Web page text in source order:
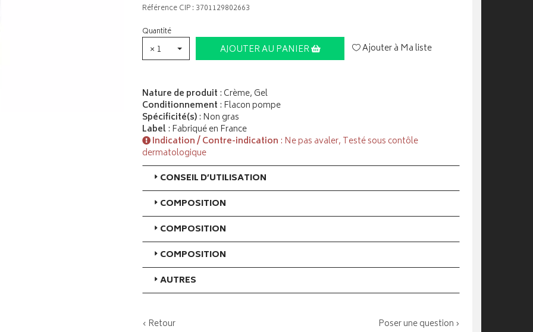
Référence CIP : 3701129802663
Quantité
× 1 AJOUTER AU PANIER Ajouter à Ma liste
Nature de produit : Crème, Gel
Conditionnement : Flacon pompe
Spécificité(s): Non gras
Label: Fabriqué en France
Indication / Contre-indication : Ne pas avaler, Testé sous contôle
dermatologique
CONSEIL D’UTILISATION
COMPOSITION
COMPOSITION
COMPOSITION
AUTRES
‹ Retour Poser une question ›